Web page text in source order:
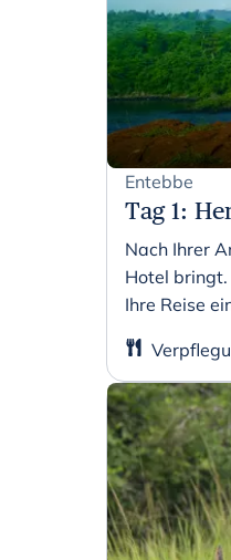
Entebbe
Tag 1:
Nach Ihrer
Hotel bringt.
Ihre Reise